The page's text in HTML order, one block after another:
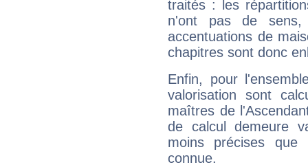
traités : les
n'ont pas de sens,
accentuations de
chapitres sont donc
Enfin, pour
valorisation sont
maîtres de
de calcul demeure
moins précises que
connue.